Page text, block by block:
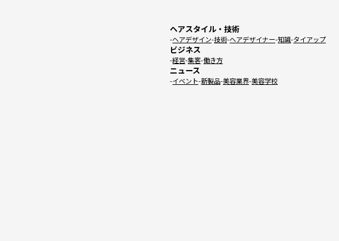
ヘアスタイル・技術
ヘアデザイン 技術 ヘアデザイナー 知識 タイアップ
ビジネス
経営 集客 働き方
ニュース
イベント 新製品 美容業界 美容学校